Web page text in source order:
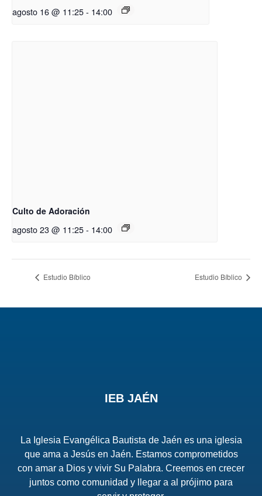
agosto 16 @ 11:25- 14:00
Culto de Adoración
agosto 23 @ 11:25- 14:00
Estudio Bíblico Estudio Bíblico
IEB JAÉN
La Iglesia Evangélica Bautista de Jaén es una iglesia
que ama a Jesús en Jaén. Estamos comprometidos
con amar a Dios y vivir Su Palabra. Creemos en crecer
juntos como comunidad y llegar a al prójimo para